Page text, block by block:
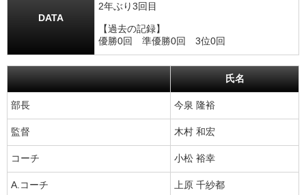
DATA
2年ぶり3回目
【過去の記録】
優勝0回 準優勝0回 3位0回
氏名
部長 今泉 隆裕
監督 木村 和宏
コーチ 小松 裕幸
A.コーチ 上原 千紗都